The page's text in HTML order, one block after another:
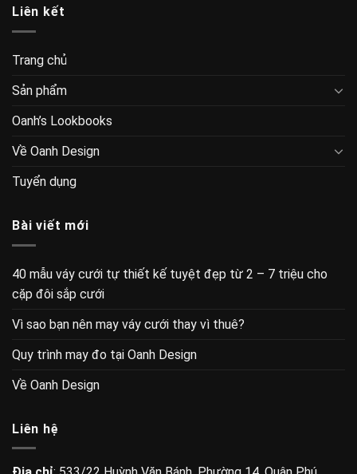
Liên kết
Trang chủ
Sản phẩm
Oanh’s Lookbooks
Về Oanh Design
Tuyển dụng
Bài viết mới
40 mẫu váy cưới tự thiết kế tuyệt đẹp từ 2 – 7 triệu cho
cặp đôi sắp cưới
Vì sao bạn nên may váy cưới thay vì thuê?
Quy trình may đo tại Oanh Design
Về Oanh Design
Liên hệ